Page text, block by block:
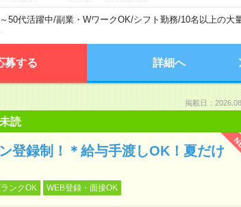
50代活躍中/副業・WワークOK/シフト勤務/10名以上の大
募する 詳細へ
掲載日：
未読
登録制！＊給与手渡しOK！夏だけ
ンクOK WEB登録・面接OK